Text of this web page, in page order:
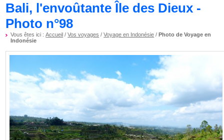
Bali, l'envoûtante Île des Dieux -
Photo n°98
Vous êtes ici :Accueil /Vos voyages /Voyage en Indonésie /Photo de Voyage en
Indonésie